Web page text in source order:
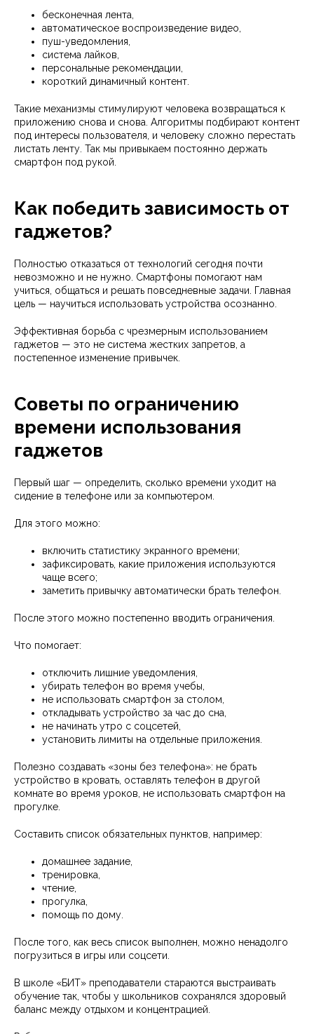
бесконечная лента,
автоматическое воспроизведение видео,
пуш-уведомления,
система лайков,
персональные рекомендации,
короткий динамичный контент.
Такие механизмы стимулируют человека возвращаться к
приложению снова и снова. Алгоритмы подбирают контент
под интересы пользователя, и человеку сложно перестать
листать ленту. Так мы привыкаем постоянно держать
смартфон под рукой.
Как победить зависимость от
гаджетов?
Полностью отказаться от технологий сегодня почти
невозможно и не нужно. Смартфоны помогают нам
учиться, общаться и решать повседневные задачи. Главная
цель — научиться использовать устройства осознанно.
Эффективная борьба с чрезмерным использованием
гаджетов — это не система жестких запретов, а
постепенное изменение привычек.
Советы по ограничению
времени использования
гаджетов
Первый шаг — определить, сколько времени уходит на
сидение в телефоне или за компьютером.
Для этого можно:
включить статистику экранного времени;
зафиксировать, какие приложения используются
чаще всего;
заметить привычку автоматически брать телефон.
После этого можно постепенно вводить ограничения.
Что помогает:
отключить лишние уведомления,
убирать телефон во время учебы,
не использовать смартфон за столом,
откладывать устройство за час до сна,
не начинать утро с соцсетей,
установить лимиты на отдельные приложения.
Полезно создавать «зоны без телефона»: не брать
устройство в кровать, оставлять телефон в другой
комнате во время уроков, не использовать смартфон на
прогулке.
Составить список обязательных пунктов, например:
домашнее задание,
тренировка,
чтение,
прогулка,
помощь по дому.
После того, как весь список выполнен, можно ненадолго
погрузиться в игры или соцсети.
В школе «БИТ» преподаватели стараются выстраивать
обучение так, чтобы у школьников сохранялся здоровый
баланс между отдыхом и концентрацией.